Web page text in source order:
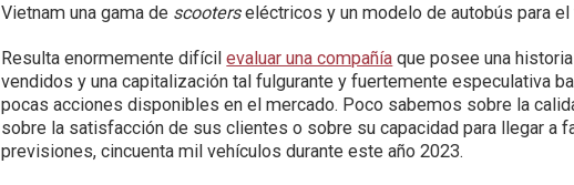
Vietnam una gama de scooterseléctricos y un modelo de autobús para el
Resulta enormemente difícilevaluar una compañía que posee una
vendidos y una capitalización tal fulgurante y fuertemente especulativa
pocas acciones disponibles en el mercado. Poco sabemos sobre la
sobre la satisfacción de sus clientes o sobre su capacidad para llegar a
previsiones, cincuenta mil vehículos durante este año 2023.